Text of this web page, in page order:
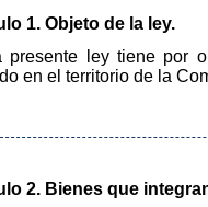
1. Objeto de la ley.
presente ley tiene por
en el territorio de la
2. Bienes que